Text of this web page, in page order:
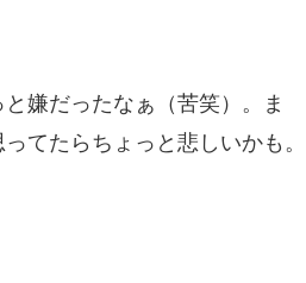
嫌だったなぁ（苦笑）。ま
てたらちょっと悲しいかも。